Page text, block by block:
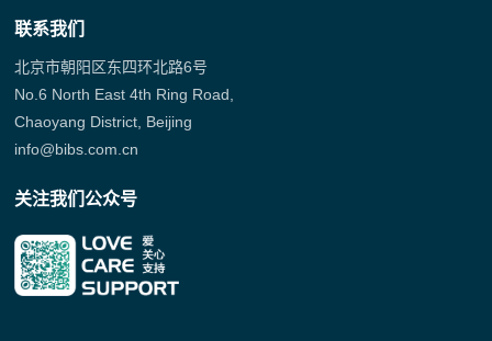
联系我们
北京市朝阳区东四环北路6号
No.6 North East 4th Ring Road,
Chaoyang District, Beijing
info@bibs.com.cn
关注我们公众号